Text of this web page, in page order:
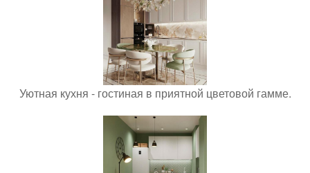
Уютная кухня - гостиная в приятной цветовой гамме.